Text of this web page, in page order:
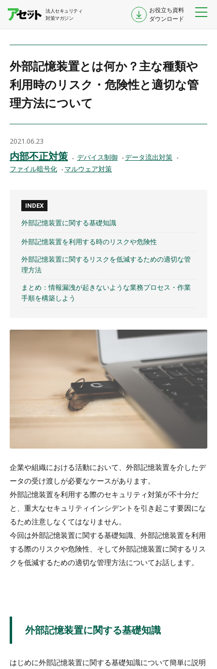
法人セキュリティ
対策マガジン
お役立ち資料
ダウンロード
外部記憶装置とは何か？主な種類や
利用時のリスク・危険性と適切な管
理方法について
2021.06.23
内部不正対策 デバイス制御
データ流出対策
ファイル暗号化
マルウェア対策
INDEX
外部記憶装置に関する基礎知識
外部記憶装置を利用する時のリスクや危険性
外部記憶装置に関するリスクを低減するための適切な管
理方法
まとめ：情報漏洩が起きないような業務プロセス・作業
手順を構築しよう
企業や組織における活動において、外部記憶装置を介したデ
ータの受け渡しが必要なケースがあります。
外部記憶装置を利用する際のセキュリティ対策が不十分だ
と、重大なセキュリティインシデントを引き起こす要因にな
るため注意しなくてはなりません。
今回は外部記憶装置に関する基礎知識、外部記憶装置を利用
する際のリスクや危険性、そして外部記憶装置に関するリス
クを低減するための適切な管理方法についてお話します。
外部記憶装置に関する基礎知識
はじめに外部記憶装置に関する基礎知識について簡単に説明